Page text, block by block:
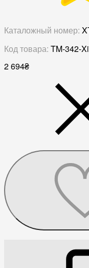
Каталожный номер:
Код товара: TM-342-
2 694₴